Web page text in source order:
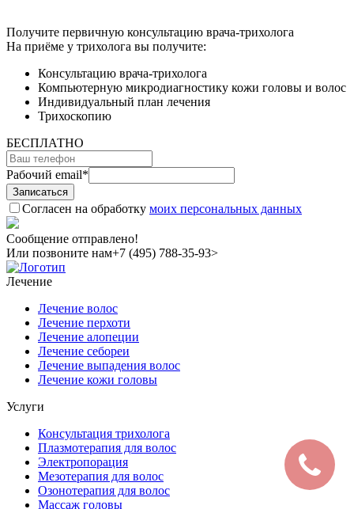
Получите первичную консультацию врача-трихолога
На приёме у трихолога вы получите:
Консультацию врача-трихолога
Компьютерную микродиагностику кожи головы и волос
Индивидуальный план лечения
Трихоскопию
БЕСПЛАТНО
Рабочий email*
Согласен на обработку моих персональных данных
Сообщение отправлено!
Или позвоните нам+7 (495) 788-35-93>
Лечение
Лечение волос
Лечение перхоти
Лечение алопеции
Лечение себореи
Лечение выпадения волос
Лечение кожи головы
Услуги
Консультация трихолога
Плазмотерапия для волос
Электропорация
Мезотерапия для волос
Озонотерапия для волос
Массаж головы